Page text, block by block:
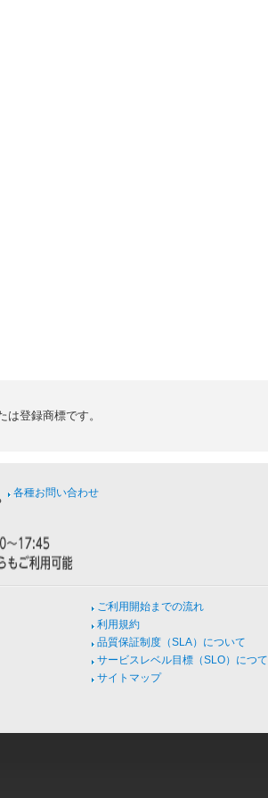
登録商標です。
各種お問い合わせ
ご利用開始までの流れ
利用規約
品質保証制度（SLA）について
サービスレベル目標（SLO）につて
サイトマップ